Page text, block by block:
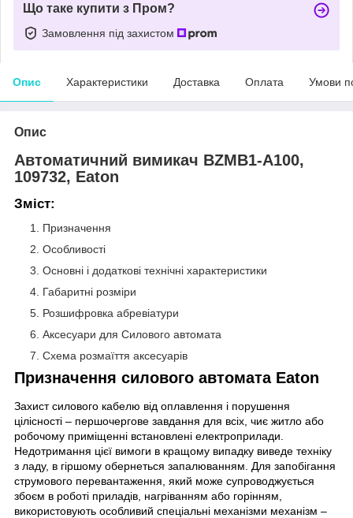
Що таке купити з Пром?
Замовлення під захистом
Опис Характеристики Доставка Оплата Умови
Опис
Автоматичний вимикач BZMB1-A100,
109732, Eaton
Зміст:
Призначення
Особливості
Основні і додаткові технічні характеристики
Габаритні розміри
Розшифровка абревіатури
Аксесуари для Силового автомата
Схема розмаїття аксесуарів
Призначення силового автомата Eaton
Захист силового кабелю від оплавлення і порушення
цілісності – першочергове завдання для всіх, чиє житло або
робочому приміщенні встановлені електроприлади.
Недотримання цієї вимоги в кращому випадку виведе техніку
з ладу, в гіршому обернеться запалюванням. Для запобігання
струмового перевантаження, який може супроводжується
збоєм в роботі приладів, нагріванням або горінням,
використовують особливий спеціальні механізми механізм –